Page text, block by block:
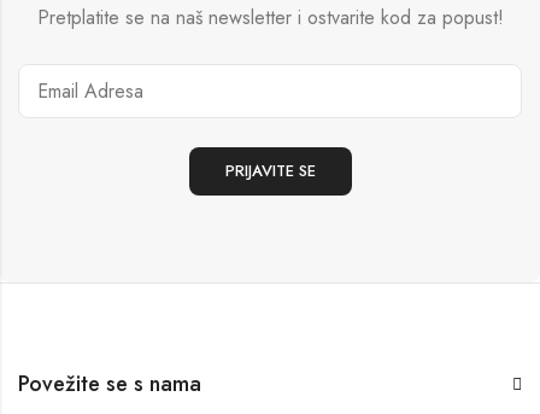
Pretplatite se na naš newsletter i ostvarite kod za popust!
Povežite se s nama